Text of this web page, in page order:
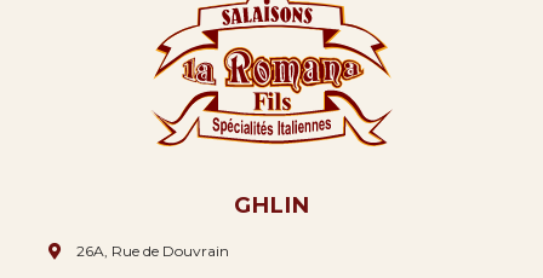
GHLIN
26A, Rue de Douvrain